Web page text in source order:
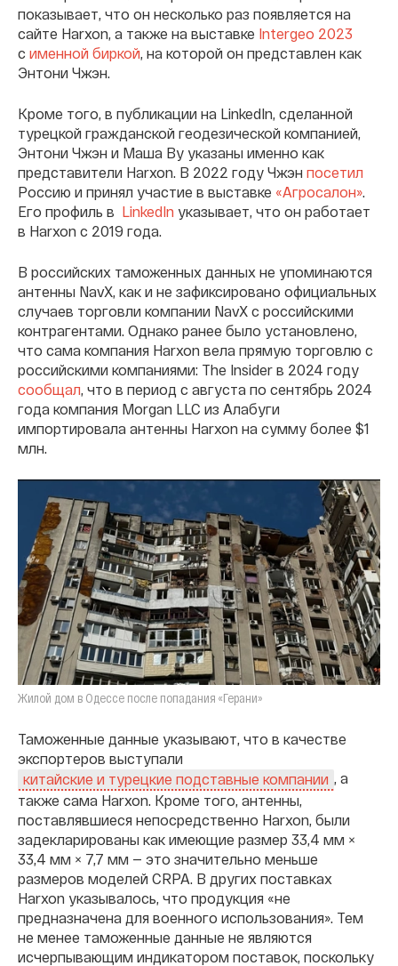
показывает, что он несколько раз появляется на
сайте Harxon, а также на выставке Intergeo 2023
с именной биркой , на которой он представлен как
Энтони Чжэн.
Кроме того, в публикации на LinkedIn, сделанной
турецкой гражданской геодезической компанией,
Энтони Чжэн и Маша Ву указаны именно как
представители Harxon. В 2022 году Чжэн посетил
Россию и принял участие в выставке «Агросалон»
Его профиль в LinkedIn указывает, что он работает
в Harxon с 2019 года.
В российских таможенных данных не упоминаются
антенны NavX, как и не зафиксировано официальных
случаев торговли компании NavX с российскими
контрагентами. Однако ранее было установлено,
что сама компания Harxon вела прямую торговлю с
российскими компаниями: The Insider в 2024 году
сообщал , что в период с августа по сентябрь 2024
года компания Morgan LLC из Алабуги
импортировала антенны Harxon на сумму более $1
млн.
Жилой дом в Одессе после попадания «Герани»
Таможенные данные указывают, что в качестве
экспортеров выступали
китайские и турецкие подставные компании , а
также сама Harxon. Кроме того, антенны,
поставлявшиеся непосредственно Harxon, были
задекларированы как имеющие размер 33,4 мм ×
33,4 мм × 7,7 мм — это значительно меньше
размеров моделей CRPA. В других поставках
Harxon указывалось, что продукция «не
предназначена для военного использования». Тем
не менее таможенные данные не являются
исчерпывающим индикатором поставок, поскольку